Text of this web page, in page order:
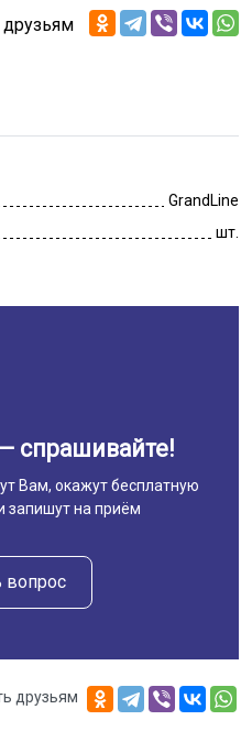
друзьям
GrandLine
шт.
спрашивайте!
Вам, окажут бесплатную
запишут на приём
вопрос
друзьям